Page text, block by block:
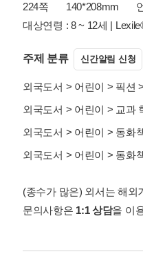
224쪽 140*208mm
대상연령 : 8 ~ 12세 |
주제 분류 신간알림 신청
외국도서 > 어린이 > 픽션 >
외국도서 > 어린이 > 교과
외국도서 > 어린이 > 동화
외국도서 > 어린이 > 동화
(종수가 많은) 외서는 해외
문의사항은 1:1 상담을 이